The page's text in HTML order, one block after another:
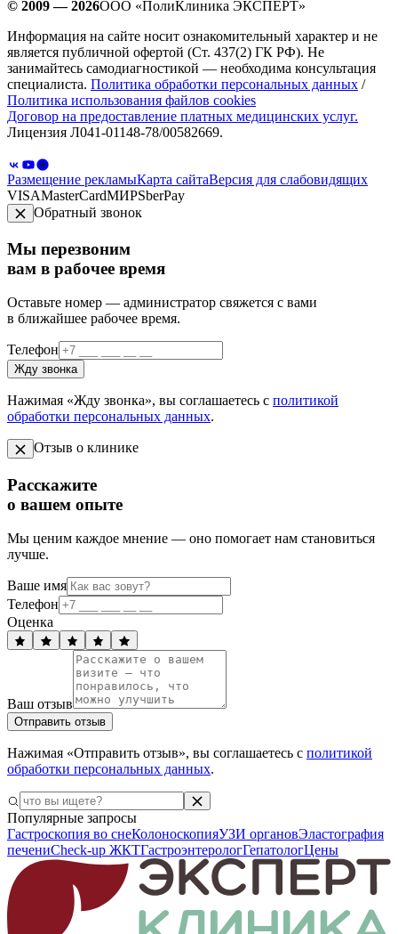
© 2009 — 2026ООО «ПолиКлиника ЭКСПЕРТ»
Информация на сайте носит ознакомительный характер и не
является публичной офертой (Ст. 437(2) ГК РФ). Не
занимайтесь самодиагностикой — необходима консультация
специалиста. Политика обработки персональных данных /
Политика использования файлов cookies
Договор на предоставление платных медицинских услуг.
Лицензия Л041-01148-78/00582669.
Размещение рекламыКарта сайтаВерсия для слабовидящих
VISAMasterCardМИРSberPay
Обратный звонок
Мы перезвоним
вам в рабочее время
Оставьте номер — администратор свяжется с вами
в ближайшее рабочее время.
Телефон
Жду звонка
Нажимая «Жду звонка», вы соглашаетесь с политикой
обработки персональных данных.
Отзыв о клинике
Расскажите
о вашем опыте
Мы ценим каждое мнение — оно помогает нам становиться
лучше.
Ваше имя
Телефон
Оценка
Ваш отзыв
Отправить отзыв
Нажимая «Отправить отзыв», вы соглашаетесь с политикой
обработки персональных данных.
Популярные запросы
Гастроскопия во снеКолоноскопияУЗИ органовЭластография
печениCheck-up ЖКТГастроэнтерологГепатологЦены